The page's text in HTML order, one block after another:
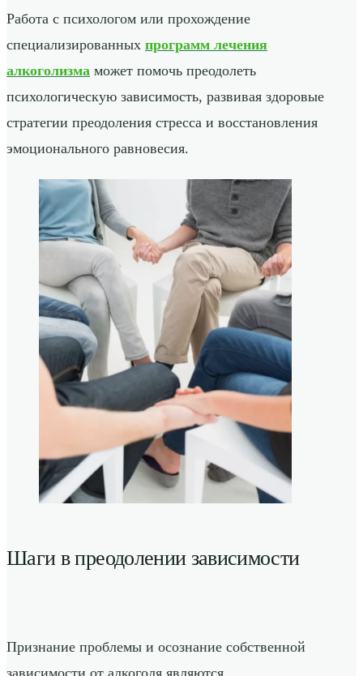
Работа с психологом или прохождение
специализированных программ лечения
алкоголизма может помочь преодолеть
психологическую зависимость, развивая здоровые
стратегии преодоления стресса и восстановления
эмоционального равновесия.
Шаги в преодолении зависимости
Признание проблемы и осознание собственной